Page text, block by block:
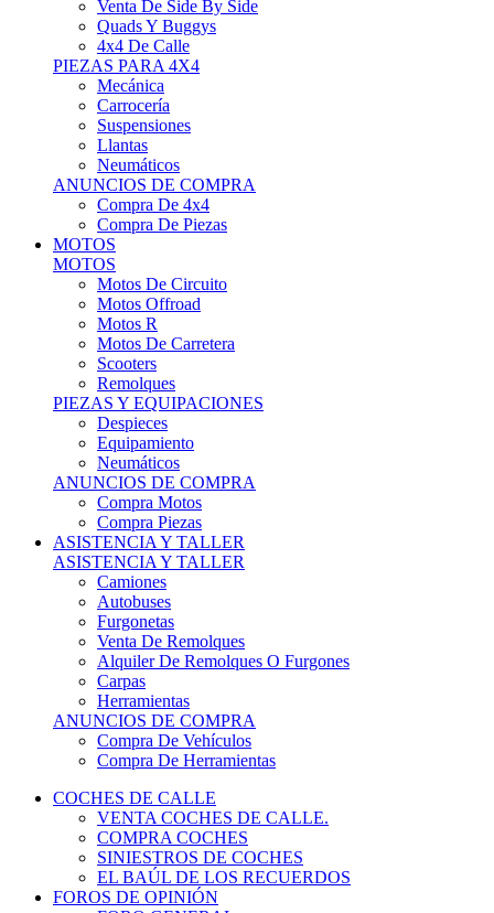
Motos R
Motos De Carretera
Scooters
Remolques
PIEZAS Y EQUIPACIONES
Despieces
Equipamiento
Neumáticos
ANUNCIOS DE COMPRA
Compra Motos
Compra Piezas
ASISTENCIA Y TALLER
ASISTENCIA Y TALLER
Camiones
Autobuses
Furgonetas
Venta De Remolques
Alquiler De Remolques O Furgones
Carpas
Herramientas
ANUNCIOS DE COMPRA
Compra De Vehículos
Compra De Herramientas
COCHES DE CALLE
VENTA COCHES DE CALLE.
COMPRA COCHES
SINIESTROS DE COCHES
EL BAÚL DE LOS RECUERDOS
FOROS DE OPINIÓN
FORO GENERAL
WRC
ERC
CERA
CERT - CERTT
CET / CER
FORO TÉCNICO
PRUEBAS DE VEHÍCULOS DE CALLE.
VIDEOS DE RALLY.
A CONTRATRAMO
TIENDA ONLINE
NUEVO ANUNCIO